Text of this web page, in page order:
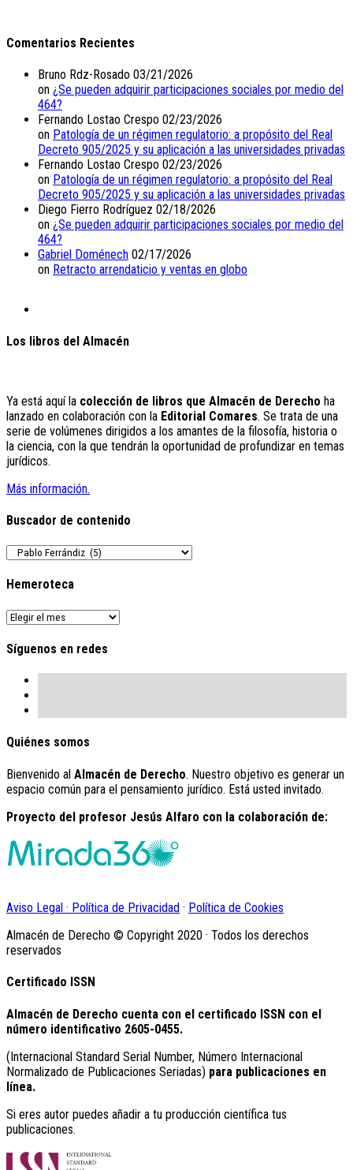
Comentarios Recientes
Bruno Rdz-Rosado 03/21/2026
on ¿Se pueden adquirir participaciones sociales por medio del
464?
Fernando Lostao Crespo 02/23/2026
on Patología de un régimen regulatorio: a propósito del Real
Decreto 905/2025 y su aplicación a las universidades privadas
Fernando Lostao Crespo 02/23/2026
on Patología de un régimen regulatorio: a propósito del Real
Decreto 905/2025 y su aplicación a las universidades privadas
Diego Fierro Rodríguez 02/18/2026
on ¿Se pueden adquirir participaciones sociales por medio del
464?
Gabriel Doménech 02/17/2026
on Retracto arrendaticio y ventas en globo
Los libros del Almacén
Ya está aquí la colección de libros que Almacén de Derecho ha
lanzado en colaboración con la Editorial Comares. Se trata de una
serie de volúmenes dirigidos a los amantes de la filosofía, historia o
la ciencia, con la que tendrán la oportunidad de profundizar en temas
jurídicos.
Más información.
Buscador de contenido
Buscador
contenido
Hemeroteca
Hemeroteca
Síguenos en redes
Quiénes somos
Bienvenido al Almacén de Derecho. Nuestro objetivo es generar un
espacio común para el pensamiento jurídico. Está usted invitado.
Proyecto del profesor Jesús Alfaro con la colaboración de:
Aviso Legal · Política de Privacidad · Política de Cookies
Almacén de Derecho © Copyright 2020 · Todos los derechos
reservados
Certificado ISSN
Almacén de Derecho cuenta con el certificado ISSN con el
número identificativo 2605-0455.
(Internacional Standard Serial Number, Número Internacional
Normalizado de Publicaciones Seriadas) para publicaciones en
línea.
Si eres autor puedes añadir a tu producción científica tus
publicaciones.